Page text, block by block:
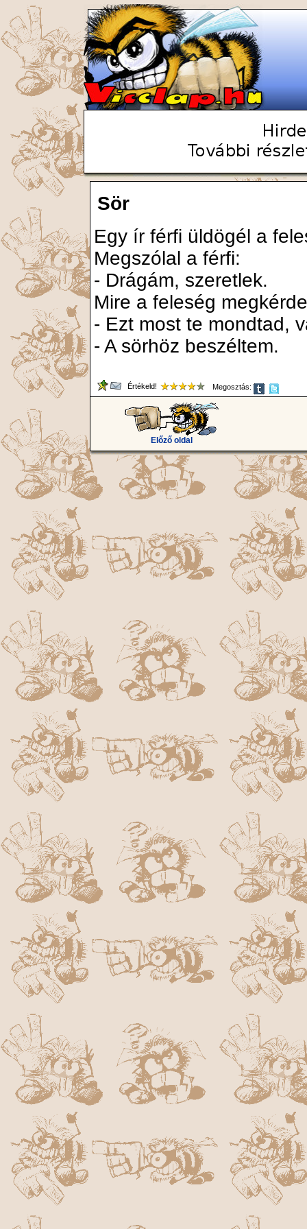
Sör
Egy ír férfi üldögél a
Megszólal a férfi:
- Drágám, szeretlek.
Mire a feleség
- Ezt most te mondtad,
- A sörhöz beszéltem.
Értékeld! Megosztás:
Előző oldal